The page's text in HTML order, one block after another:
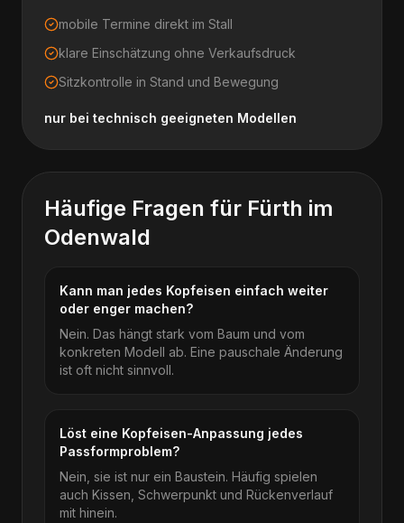
mobile Termine direkt im Stall
klare Einschätzung ohne Verkaufsdruck
Sitzkontrolle in Stand und Bewegung
nur bei technisch geeigneten Modellen
Häufige Fragen für Fürth im
Odenwald
Kann man jedes Kopfeisen einfach weiter
oder enger machen?
Nein. Das hängt stark vom Baum und vom
konkreten Modell ab. Eine pauschale Änderung
ist oft nicht sinnvoll.
Löst eine Kopfeisen-Anpassung jedes
Passformproblem?
Nein, sie ist nur ein Baustein. Häufig spielen
auch Kissen, Schwerpunkt und Rückenverlauf
mit hinein.